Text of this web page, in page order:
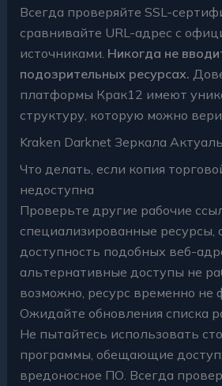
Всегда проверяйте SSL-
сравнивайте URL-адрес с
источниками. Никогда не
подозрительных ресурсах.
платформы Крак12 имеют
структуру, которую можно
Kraken Darknet Зеркала
Что делать, если копия
недоступна
Проверьте другие рабочие
специализированные
доступность подобных веб-
альтернативные доступы не
возможно, ресурс временно не
Ожидайте обновления списка
Не пытайтесь использовать
программы, обещающие
вредоносное ПО. Всегда